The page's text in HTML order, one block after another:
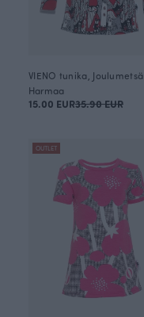
VIENO tunika, Joulumetsä
Harmaa
15.00 EUR35.90 EUR
OUTLET